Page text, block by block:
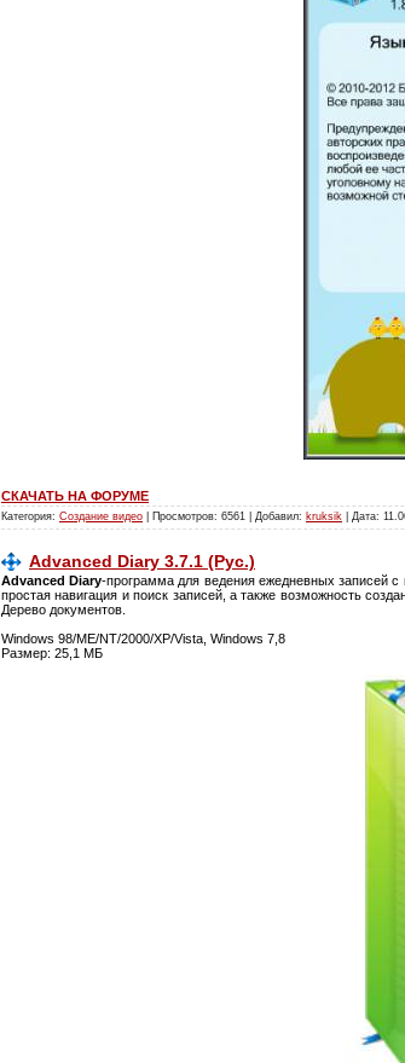
СКАЧАТЬ НА ФОРУМЕ
Категория: Создание видео | Просмотров: 6561 | Добавил: kruksik | Дата:
Advanced Diary 3.7.1 (Рус.)
Advanced Diary-программа для ведения ежедневных записей
простая навигация и поиск записей, а также возможность
Дерево документов.
Windows 98/ME/NT/2000/XP/Vista, Windows 7,8
Размер: 25,1 МБ